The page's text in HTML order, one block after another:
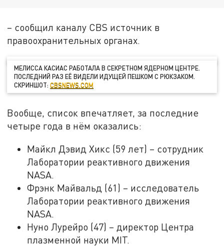
– сообщил каналу CBS источник в
правоохранительных органах.
МЕЛИССА КАСИАС РАБОТАЛА В СЕКРЕТНОМ ЯДЕРНОМ ЦЕНТРЕ.
ПОСЛЕДНИЙ РАЗ ЕЁ ВИДЕЛИ ИДУЩЕЙ ПЕШКОМ С РЮКЗАКОМ.
СКРИНШОТ:CBSNEWS.COM
Вообще, список впечатляет, за последние
четыре года в нём оказались:
Майкл Дэвид Хикс (59 лет) – сотрудник
Лаборатории реактивного движения
NASA.
Фрэнк Майвальд (61) – исследователь
Лаборатории реактивного движения
NASA.
Нуно Лурейро (47) – директор Центра
плазменной науки MIT.